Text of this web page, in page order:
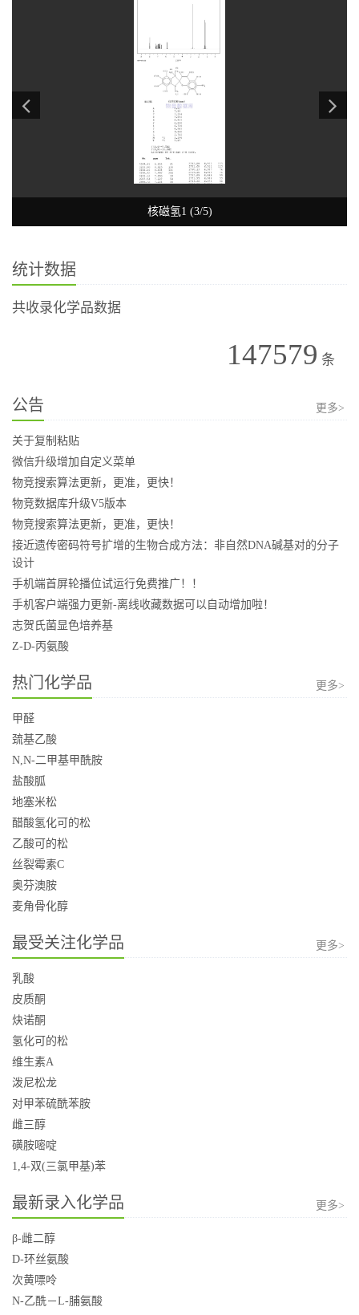
核磁氢1 (3/5)
统计数据
共收录化学品数据
147579 条
公告 更多>
关于复制粘贴
微信升级增加自定义菜单
物竞搜索算法更新，更准，更快！
物竞数据库升级V5版本
物竞搜索算法更新，更准，更快！
接近遗传密码符号扩增的生物合成方法：非自然DNA碱基对的分子
设计
手机端首屏轮播位试运行免费推广！！
手机客户端强力更新-离线收藏数据可以自动增加啦！
志贺氏菌显色培养基
Z-D-丙氨酸
热门化学品 更多>
甲醛
巯基乙酸
N,N-二甲基甲酰胺
盐酸胍
地塞米松
醋酸氢化可的松
乙酸可的松
丝裂霉素C
奥芬澳胺
麦角骨化醇
最受关注化学品 更多>
乳酸
皮质酮
炔诺酮
氢化可的松
维生素A
泼尼松龙
对甲苯硫酰苯胺
雌三醇
磺胺嘧啶
1,4-双(三氯甲基)苯
最新录入化学品 更多>
β-雌二醇
D-环丝氨酸
次黄嘌呤
N-乙酰－L-脯氨酸